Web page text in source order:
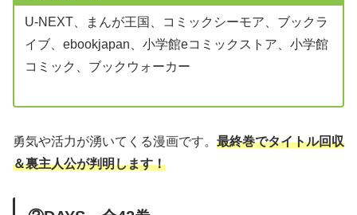
U-NEXT、まんが王国、コミックシーモア、ブックラ
イブ、ebookjapan、小学館eコミックストア、小学館
コミック、ブックウォーカー
勇気や活力が湧いてくる漫画です。 最終巻でタイトル回収
＆裏主人公が判明します！